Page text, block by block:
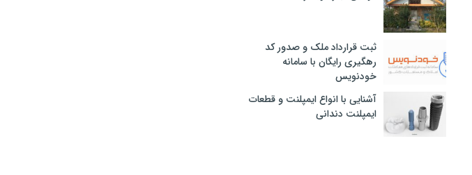
ثبت قرارداد ملک و صدور کد
رهگیری رایگان با سامانه
خودنویس
آشنایی با انواع ایمپلنت و قطعات
ایمپلنت دندانی